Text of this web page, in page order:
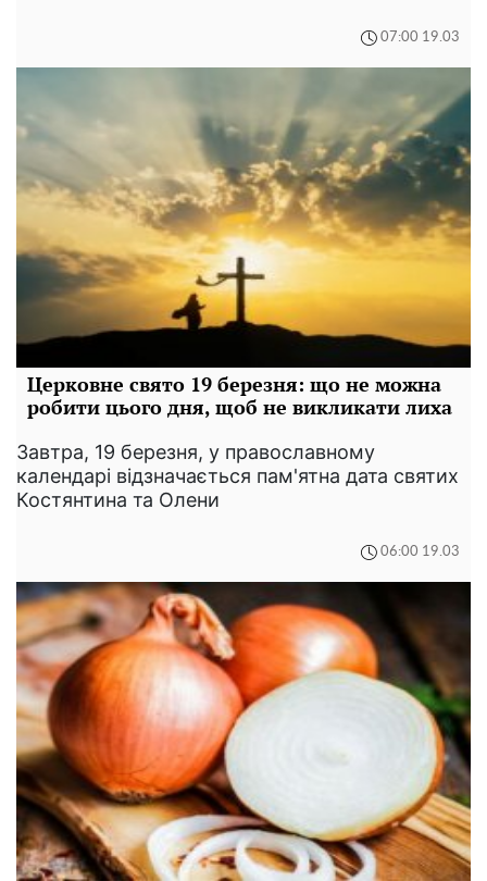
07:00 19.03
Церковне свято 19 березня: що не можна
робити цього дня, щоб не викликати лиха
Завтра, 19 березня, у православному
календарі відзначається пам'ятна дата святих
Костянтина та Олени
06:00 19.03